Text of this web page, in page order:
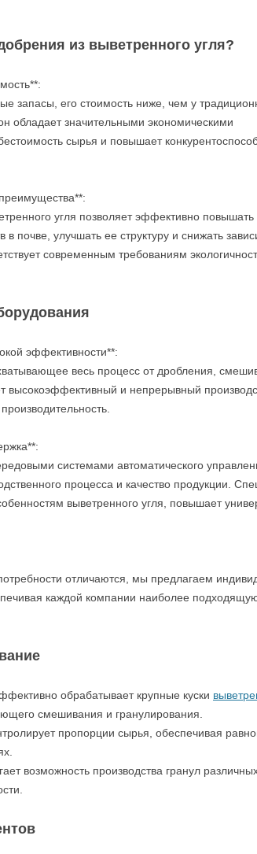
из выветренного угля?
запасы, его стоимость ниже, чем у
обладает значительными экономическими
сырья и повышает
угля позволяет эффективно повышать
почве, улучшать ее структуру и снижать
современным требованиям
эффективности**:
весь процесс от дробления,
высокоэффективный и непрерывный
системами автоматического
процесса и качество продукции.
выветренного угля, повышает
отличаются, мы предлагаем
каждой компании наиболее
обрабатывает крупные куски
смешивания и гранулирования.
пропорции сырья, обеспечивая
возможность производства гранул